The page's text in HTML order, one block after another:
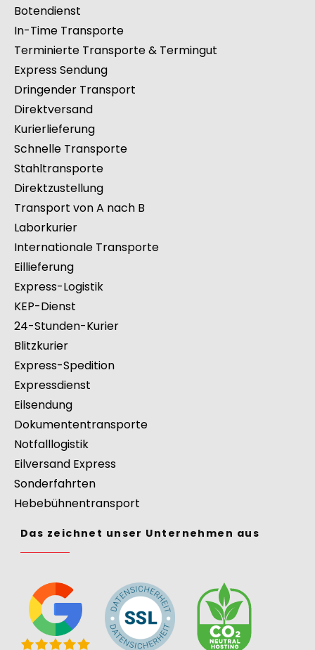
Botendienst
In-Time Transporte
Terminierte Transporte & Termingut
Express Sendung
Dringender Transport
Direktversand
Kurierlieferung
Schnelle Transporte
Stahltransporte
Direktzustellung
Transport von A nach B
Laborkurier
Internationale Transporte
Eillieferung
Express-Logistik
KEP-Dienst
24-Stunden-Kurier
Blitzkurier
Express-Spedition
Expressdienst
Eilsendung
Dokumententransporte
Notfalllogistik
Eilversand Express
Sonderfahrten
Hebebühnentransport
Das zeichnet unser Unternehmen aus